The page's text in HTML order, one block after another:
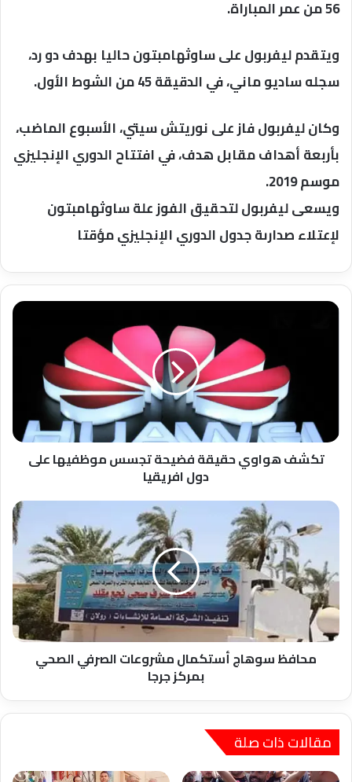
56 من عمر المباراة.
ويتقدم ليفربول على ساوثهامبتون حاليا بهدف دو رد،
سجله ساديو ماني، في الدقيقة 45 من الشوط الأول.
وكان ليفربول فاز على نوريتش سيتي، الأسبوع الماضب،
بأربعة أهداف مقابل هدف، في افتتاح الدوري الإنجليزي
موسم 2019.
ويسعى ليفربول لتحقيق الفوز علة ساوثهامبتون
لإعتلاء صدارىة جدول الدوري الإنجليزي مؤقتا
تكشف
افريقيا
تكشف هواوي حقيقة فضيحة تجسس موظفيها على
دول افريقيا
محافظ
سوهاج
أستكمال
مشروعات
الصرفي
الصحي
بمركز
جرجا
محافظ سوهاج أستكمال مشروعات الصرفي الصحي
بمركز جرجا
مقالات ذات صلة